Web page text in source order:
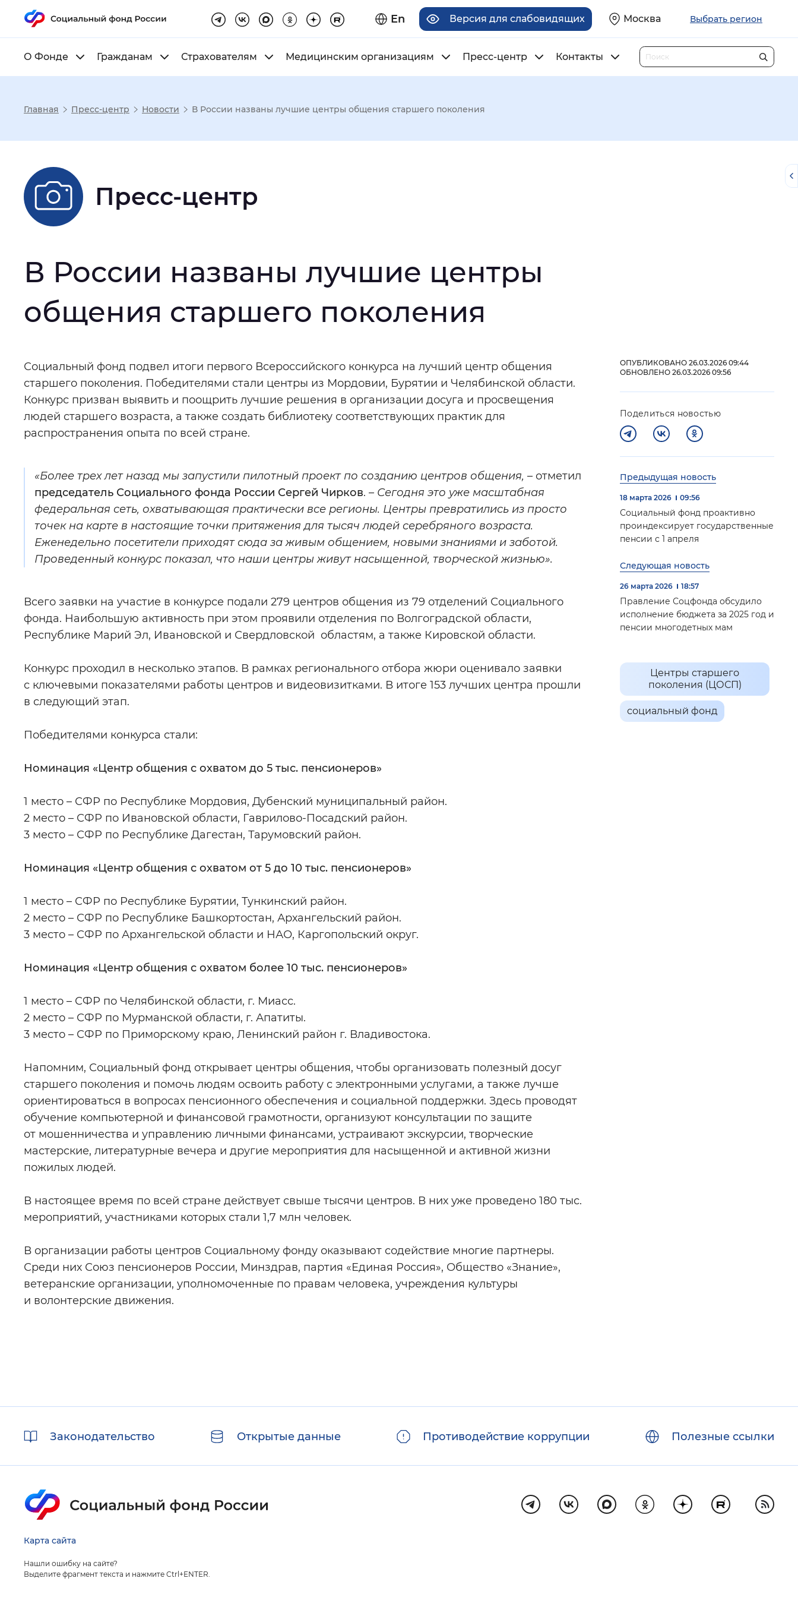
En Версия для слабовидящих Москва Выбрать регион
О Фонде Гражданам Страхователям Медицинским организациям Пресс-центр Контакты
Настройка режима отображения
Размер шрифта
Шрифт
Интервал между буквами : Нормальный Увеличенный Большой
Цвет сайта: Монохромный Инверсивный монохромный
Изображения: Включены Выключены
Звуковой ассистент Воспроизвести Остановить Повторить
Вернуть стандартные настройки Закрыть
Главная Пресс-центр Новости В России названы лучшие центры общения старшего поколения
Пресс-центр
В России названы лучшие центры
общения старшего поколения
Основная
информация
Социальный фонд подвел итоги первого Всероссийского конкурса на лучший центр общения
старшего поколения. Победителями стали центры из Мордовии, Бурятии и Челябинской области.
Конкурс призван выявить и поощрить лучшие решения в организации досуга и просвещения
людей старшего возраста, а также создать библиотеку соответствующих практик для
распространения опыта по всей стране.
«Более трех лет назад мы запустили пилотный проект по созданию центров общения, – отметил
председатель Социального фонда России Сергей Чирков. – Сегодня это уже масштабная
федеральная сеть, охватывающая практически все регионы. Центры превратились из просто
точек на карте в настоящие точки притяжения для тысяч людей серебряного возраста.
Еженедельно посетители приходят сюда за живым общением, новыми знаниями и заботой.
Проведенный конкурс показал, что наши центры живут насыщенной, творческой жизнью».
Всего заявки на участие в конкурсе подали 279 центров общения из 79 отделений Социального
фонда. Наибольшую активность при этом проявили отделения по Волгоградской области,
Республике Марий Эл, Ивановской и Свердловской областям, а также Кировской области.
Конкурс проходил в несколько этапов. В рамках регионального отбора жюри оценивало заявки
с ключевыми показателями работы центров и видеовизитками. В итоге 153 лучших центра прошли
в следующий этап.
Победителями конкурса стали:
Номинация «Центр общения с охватом до 5 тыс. пенсионеров»
1 место – СФР по Республике Мордовия, Дубенский муниципальный район.
2 место – СФР по Ивановской области, Гаврилово-Посадский район.
3 место – СФР по Республике Дагестан, Тарумовский район.
Номинация «Центр общения с охватом от 5 до 10 тыс. пенсионеров»
1 место – СФР по Республике Бурятии, Тункинский район.
2 место – СФР по Республике Башкортостан, Архангельский район.
3 место – СФР по Архангельской области и НАО, Каргопольский округ.
Номинация «Центр общения с охватом более 10 тыс. пенсионеров»
1 место – СФР по Челябинской области, г. Миасс.
2 место – СФР по Мурманской области, г. Апатиты.
3 место – СФР по Приморскому краю, Ленинский район г. Владивостока.
Напомним, Социальный фонд открывает центры общения, чтобы организовать полезный досуг
старшего поколения и помочь людям освоить работу с электронными услугами, а также лучше
ориентироваться в вопросах пенсионного обеспечения и социальной поддержки. Здесь проводят
обучение компьютерной и финансовой грамотности, организуют консультации по защите
от мошенничества и управлению личными финансами, устраивают экскурсии, творческие
мастерские, литературные вечера и другие мероприятия для насыщенной и активной жизни
пожилых людей.
В настоящее время по всей стране действует свыше тысячи центров. В них уже проведено 180 тыс.
мероприятий, участниками которых стали 1,7 млн человек.
В организации работы центров Социальному фонду оказывают содействие многие партнеры.
Среди них Союз пенсионеров России, Минздрав, партия «Единая Россия», Общество «Знание»,
ветеранские организации, уполномоченные по правам человека, учреждения культуры
и волонтерские движения.
ОПУБЛИКОВАНО 26.03.2026 09:44
ОБНОВЛЕНО 26.03.2026 09:56
Поделиться новостью
Предыдущая новость
18 марта 2026 09:56
Социальный фонд проактивно
проиндексирует государственные
пенсии с 1 апреля
Следующая новость
26 марта 2026 18:57
Правление Соцфонда обсудило
исполнение бюджета за 2025 год и
пенсии многодетных мам
Центры старшего
поколения (ЦОСП)
социальный фонд
ссылкиЗаконодательство Открытые данные Противодействие коррупции Полезные ссылки
Карта сайта
Нашли ошибку на сайте?
Выделите фрагмент текста и нажмите Ctrl+ENTER.